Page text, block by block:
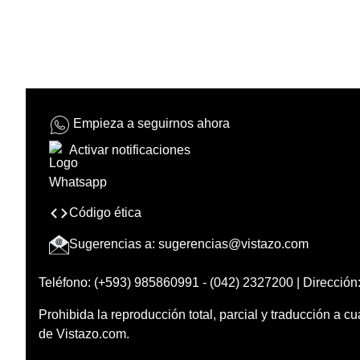
Empieza a seguirnos ahora
Activar notificaciones
Código ética
Sugerencias a: sugerencias@vistazo.com
Teléfono: (+593) 985860991 - (042) 2327200 |
Prohibida la reproducción total, parcial y traducción a
de Vistazo.com.